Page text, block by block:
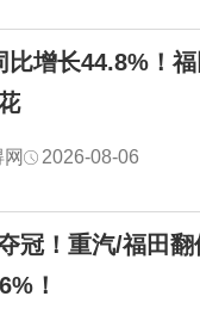
比增长44.8%！
2026-08-06
冠！重汽/福田
！